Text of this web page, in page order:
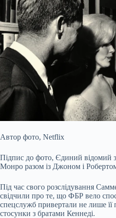
Автор фото, Netflix
Підпис до фото, Єдиний відомий
Монро разом із Джоном і
Під час свого розслідування
свідчили про те, що ФБР вело
спецслужб привертали не лише її
стосунки з братами Кеннеді.